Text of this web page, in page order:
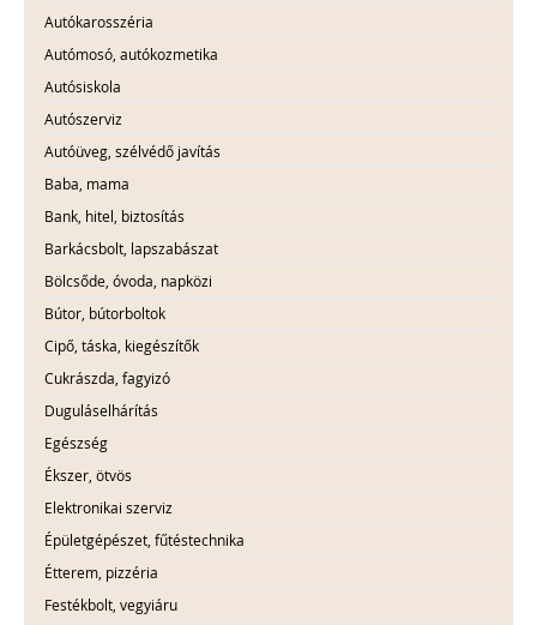
Autókarosszéria
Autómosó, autókozmetika
Autósiskola
Autószerviz
Autóüveg, szélvédő javítás
Baba, mama
Bank, hitel, biztosítás
Barkácsbolt, lapszabászat
Bölcsőde, óvoda, napközi
Bútor, bútorboltok
Cipő, táska, kiegészítők
Cukrászda, fagyizó
Duguláselhárítás
Egészség
Ékszer, ötvös
Elektronikai szerviz
Épületgépészet, fűtéstechnika
Étterem, pizzéria
Festékbolt, vegyiáru